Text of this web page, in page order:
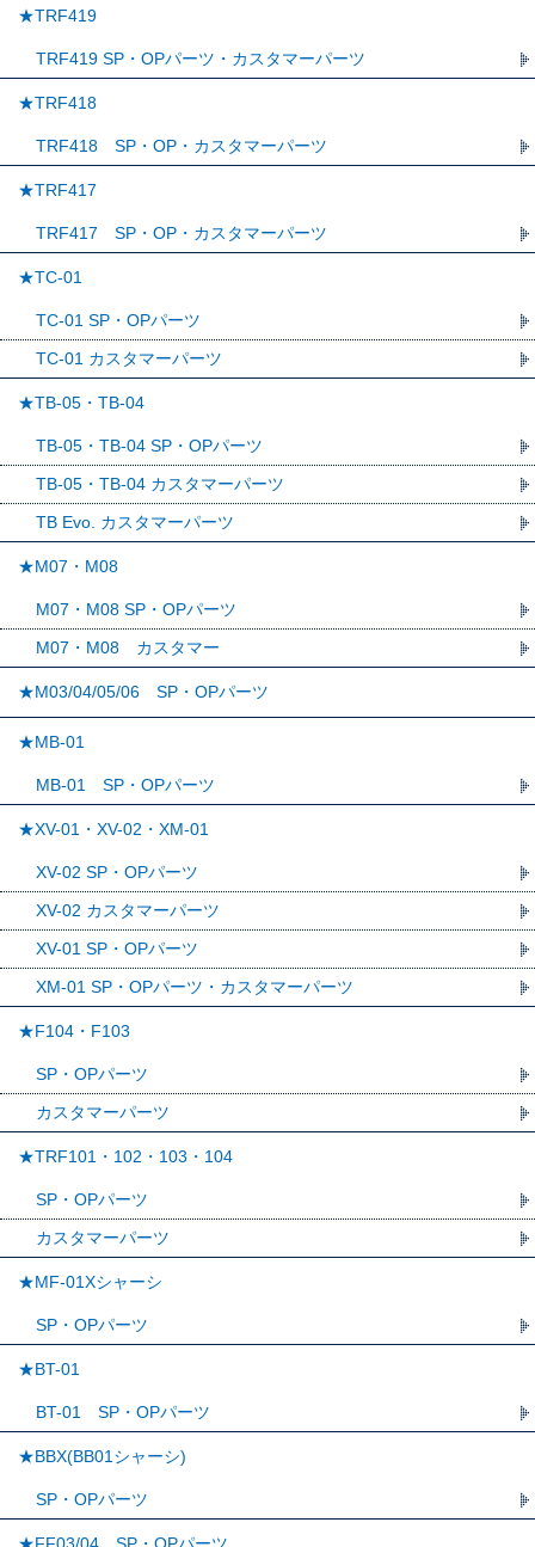
★TRF419
TRF419 SP・OPパーツ・カスタマーパーツ
★TRF418
TRF418 SP・OP・カスタマーパーツ
★TRF417
TRF417 SP・OP・カスタマーパーツ
★TC-01
TC-01 SP・OPパーツ
TC-01 カスタマーパーツ
★TB-05・TB-04
TB-05・TB-04 SP・OPパーツ
TB-05・TB-04 カスタマーパーツ
TB Evo. カスタマーパーツ
★M07・M08
M07・M08 SP・OPパーツ
M07・M08 カスタマー
★M03/04/05/06 SP・OPパーツ
★MB-01
MB-01 SP・OPパーツ
★XV-01・XV-02・XM-01
XV-02 SP・OPパーツ
XV-02 カスタマーパーツ
XV-01 SP・OPパーツ
XM-01 SP・OPパーツ・カスタマーパーツ
★F104・F103
SP・OPパーツ
カスタマーパーツ
★TRF101・102・103・104
SP・OPパーツ
カスタマーパーツ
★MF-01Xシャーシ
SP・OPパーツ
★BT-01
BT-01 SP・OPパーツ
★BBX(BB01シャーシ)
SP・OPパーツ